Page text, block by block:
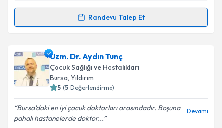
Takvim Talebini Gönder
Randevu Talep Et
Randevu Takvimi Talebi
Uzm. Dr. Burak Danacıoğlu
talebi oluşturun. Size bu uzmandan randevu almanız
için bir takvim hazırlandığında e-posta ile
bilgilendireceğiz.
E-posta Adresiniz
Uzm. Dr. Aydın Tunç
Çocuk Sağlığı ve Hastalıkları
Bursa, Yıldırım
5 (5 Değerlendirme)
Bursa'daki en iyi çocuk doktorları arasındadır. Boşuna
pahalı hastanelerde doktor...
Devamı